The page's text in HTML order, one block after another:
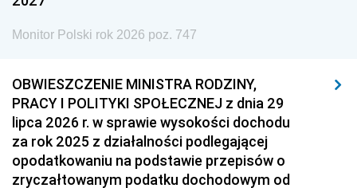
Monitor Polski rok 2026 poz. 747
OBWIESZCZENIE MINISTRA RODZINY,
PRACY I POLITYKI SPOŁECZNEJ z dnia 29
lipca 2026 r. w sprawie wysokości dochodu
za rok 2025 z działalności podlegającej
opodatkowaniu na podstawie przepisów o
zryczałtowanym podatku dochodowym od